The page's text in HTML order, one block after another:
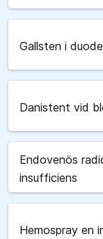
Gallsten i
Danistent vid
Endovenös
insufficiens
Hemospray en